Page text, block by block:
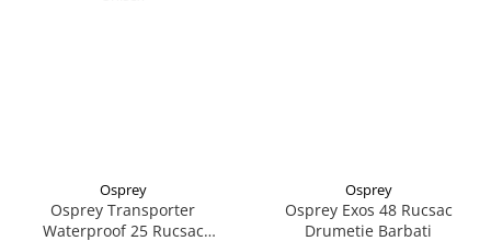
Osprey
Osprey Transporter
Waterproof 25 Rucsac
Osprey
Osprey Exos 48 Rucsac
Drumetie Barbati